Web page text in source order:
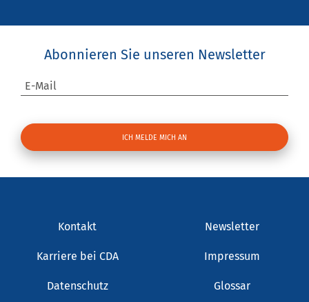
Abonnieren Sie unseren Newsletter
E-Mail
Kontakt Newsletter
Karriere bei CDA Impressum
Datenschutz Glossar